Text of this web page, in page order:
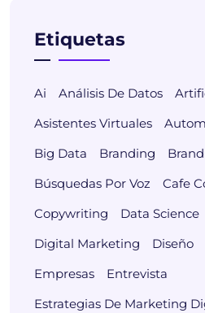
Etiquetas
Ai Análisis De Datos
Asistentes Virtuales
Big Data
Branding
Búsquedas Por Voz
Cafe
Copywriting
Data Science
Digital Marketing
Diseño
Empresas
Entrevista
Estrategias De Marketing